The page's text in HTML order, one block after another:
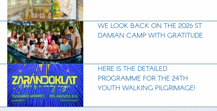
WE LOOK BACK ON THE 2026 ST
DAMIAN CAMP WITH GRATITUDE
HERE IS THE DETAILED
PROGRAMME FOR THE 24TH
YOUTH WALKING PILGRIMAGE!